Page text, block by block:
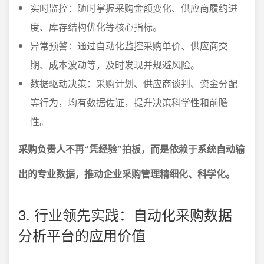
实时监控：随时掌握采购金额变化、供应商履约进
度、库存结构优化等核心指标。
异常预警：通过自动化监控采购单价、供应商交
期、成本波动等，及时发现并规避风险。
数据驱动决策：采购计划、供应商谈判、资金分配
等行为，均有数据佐证，提升决策科学性和前瞻
性。
采购负责人不再“凭经验”拍板，而是依赖于系统自动输
出的专业数据，推动企业采购管理精细化、科学化。
3. 行业领先实践：自动化采购数据
分析平台的应用价值